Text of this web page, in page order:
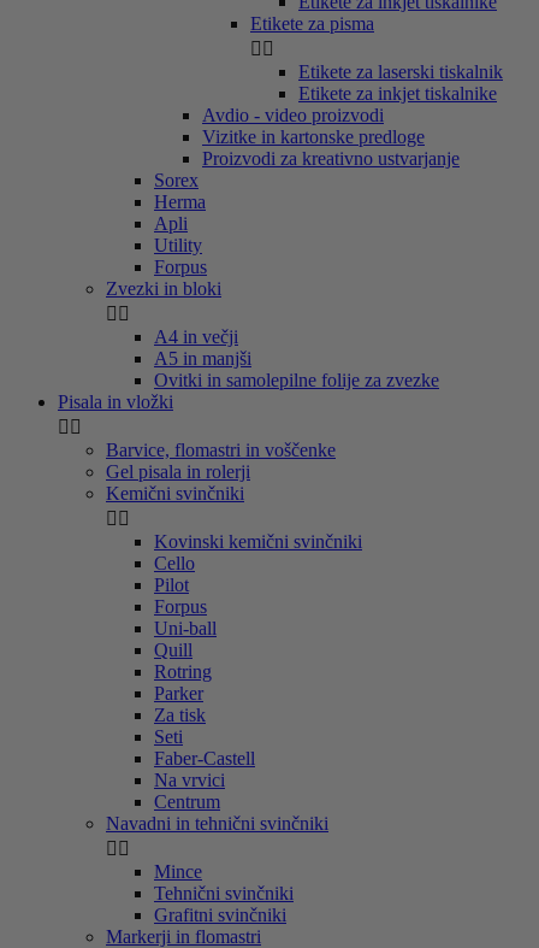
Etikete za pisma
 
Etikete za laserski tiskalnik
Etikete za inkjet tiskalnike
Avdio - video proizvodi
Vizitke in kartonske predloge
Proizvodi za kreativno ustvarjanje
Sorex
Herma
Apli
Utility
Forpus
Zvezki in bloki
 
A4 in večji
A5 in manjši
Ovitki in samolepilne folije za zvezke
Pisala in vložki
 
Barvice, flomastri in voščenke
Gel pisala in rolerji
Kemični svinčniki
 
Kovinski kemični svinčniki
Cello
Pilot
Forpus
Uni-ball
Quill
Rotring
Parker
Za tisk
Seti
Faber-Castell
Na vrvici
Centrum
Navadni in tehnični svinčniki
 
Mince
Tehnični svinčniki
Grafitni svinčniki
Markerji in flomastri